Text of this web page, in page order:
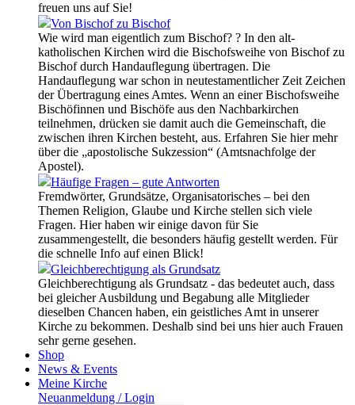
freuen uns auf Sie!
Von Bischof zu Bischof
Wie wird man eigentlich zum Bischof? ? In den alt-
katholischen Kirchen wird die Bischofsweihe von Bischof zu
Bischof durch Handauflegung übertragen. Die
Handauflegung war schon in neutestamentlicher Zeit Zeichen
der Übertragung eines Amtes. Wenn an einer Bischofsweihe
Bischöfinnen und Bischöfe aus den Nachbarkirchen
teilnehmen, drücken sie damit auch die Gemeinschaft, die
zwischen ihren Kirchen besteht, aus. Erfahren Sie hier mehr
über die „apostolische Sukzession“ (Amtsnachfolge der
Apostel).
Häufige Fragen – gute Antworten
Fremdwörter, Grundsätze, Organisatorisches – bei den
Themen Religion, Glaube und Kirche stellen sich viele
Fragen. Hier haben wir einige davon für Sie
zusammengestellt, die besonders häufig gestellt werden. Für
die schnelle Info auf einen Blick!
Gleichberechtigung als Grundsatz
Gleichberechtigung als Grundsatz - das bedeutet auch, dass
bei gleicher Ausbildung und Begabung alle Mitglieder
dieselben Chancen haben, ein geistliches Amt in unserer
Kirche zu bekommen. Deshalb sind bei uns hier auch Frauen
sehr gerne gesehen.
Shop
News & Events
Meine Kirche
Neuanmeldung / Login